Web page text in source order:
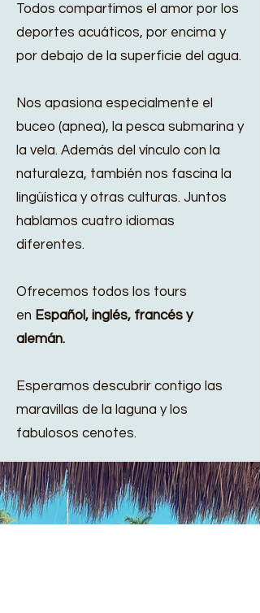
paraíso_living._
paraíso_living._
Todos compartimos el amor por los
deportes acuáticos, por encima y
por debajo de la superficie del agua.
Nos apasiona especialmente el
buceo (apnea), la pesca submarina y
la vela. Además del vínculo con la
naturaleza, también nos fascina la
lingüística y otras culturas. Juntos
hablamos cuatro idiomas
diferentes.
Ofrecemos todos los tours
en Español, inglés, francés y
alemán.
Esperamos descubrir contigo las
maravillas de la laguna y los
fabulosos cenotes.